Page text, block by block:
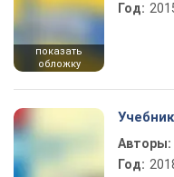
показать
обложку
Год:
Авторы:
Год: